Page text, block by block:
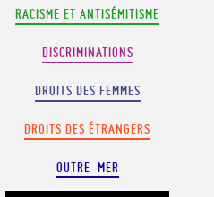
RACISME ET ANTISÉMITISME
DISCRIMINATIONS
DROITS DES FEMMES
DROITS DES ÉTRANGERS
OUTRE-MER